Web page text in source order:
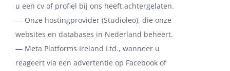
u een cv of profiel bij ons heeft achtergelaten.
— Onze hostingprovider (Studioleo), die onze
websites en databases in Nederland beheert.
— Meta Platforms Ireland Ltd., wanneer u
reageert via een advertentie op Facebook of